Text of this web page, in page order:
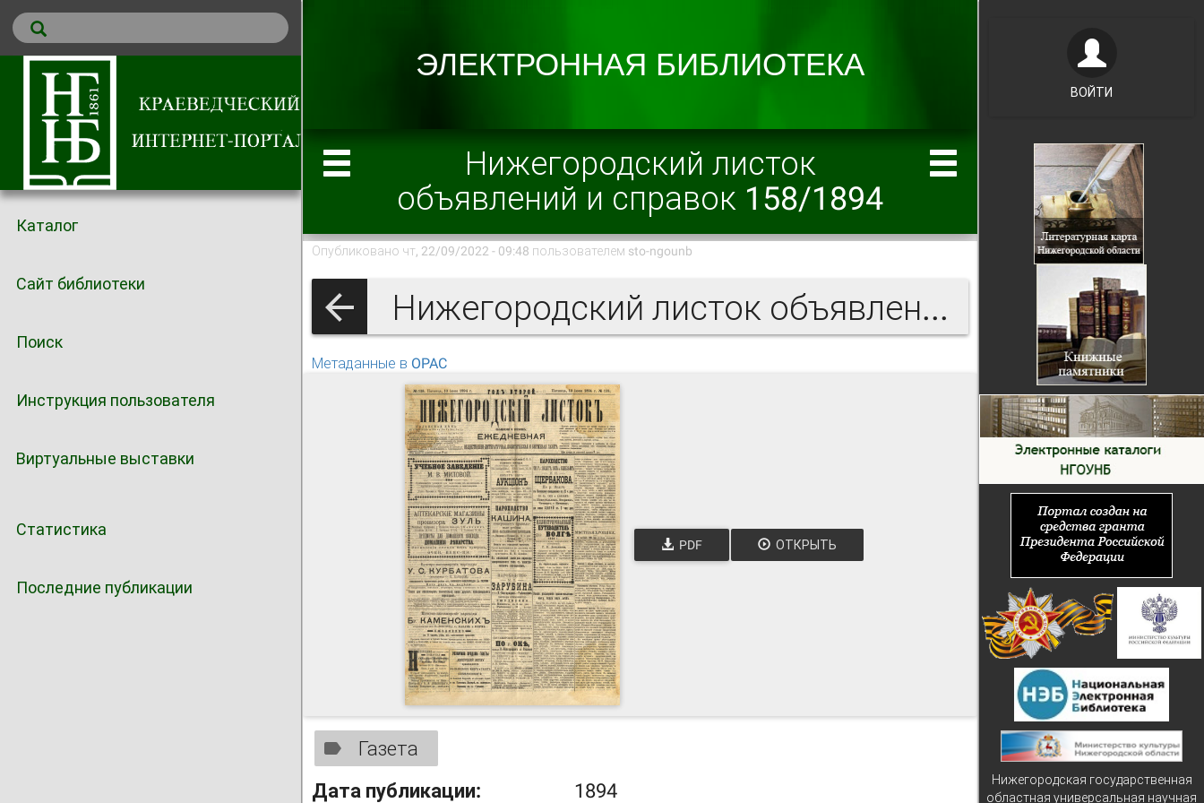
Каталог
Сайт библиотеки
Поиск
Инструкция пользователя
Виртуальные выставки
Статистика
Последние публикации
Нижегородский листок
объявлений и справок 158/1894
Опубликовано чт, 22/09/2022 - 09:48 пользователем sto-ngounb
Нижегородский листок объявлений и справок 1894 г.
Метаданные в OPAC
PDF ОТКРЫТЬ
Газета
Дата публикации:
1894
ВОЙТИ
Нижегородская государственная
областная универсальная научная